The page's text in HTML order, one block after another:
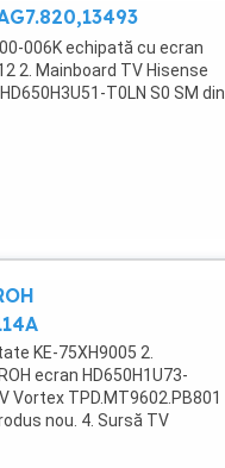
006K echipată cu ecran
2. Mainboard TV Hisense
T0LN S0 SM din
KE-75XH9005 2.
ecran HD650H1U73-
Vortex TPD.MT9602.PB801
nou. 4. Sursă TV